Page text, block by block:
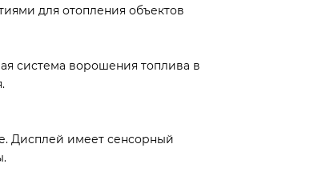
для отопления объектов
система ворошения топлива в
Дисплей имеет сенсорный